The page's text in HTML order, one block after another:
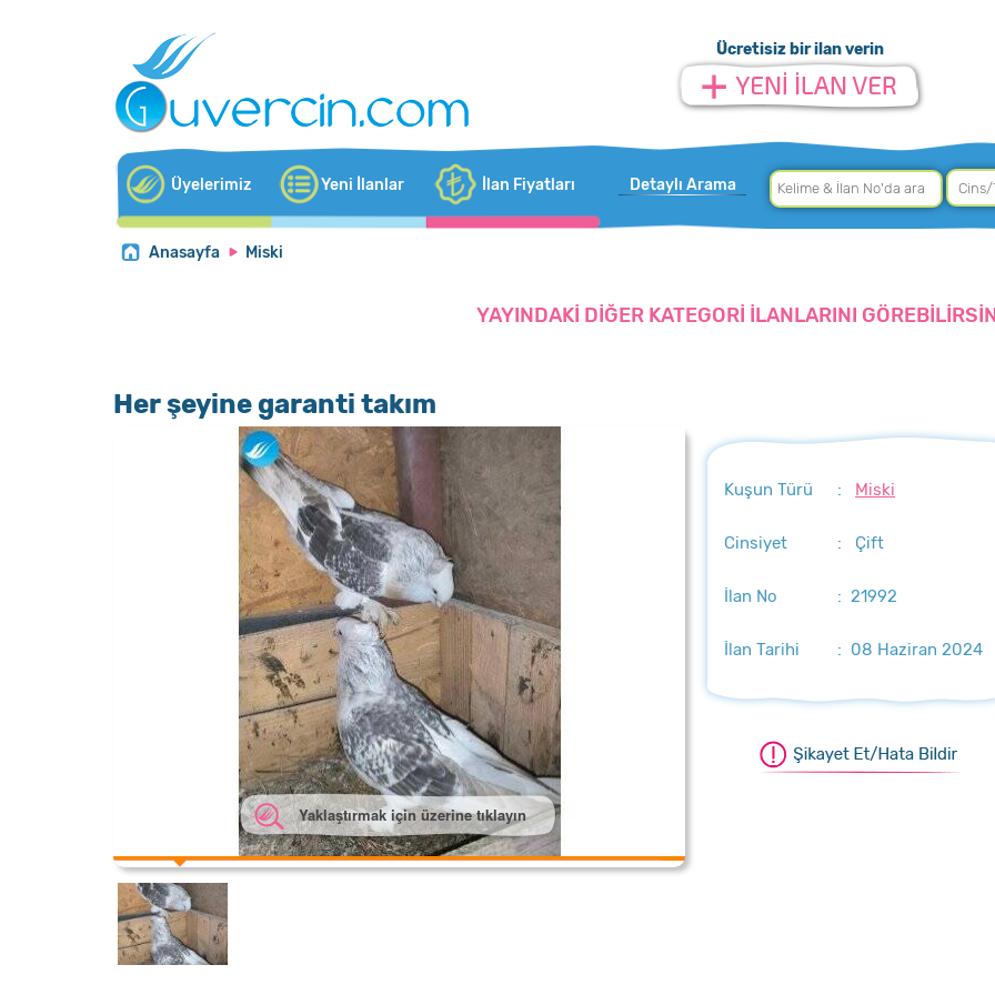
Ücretisiz bir ilan verin
Üyelerimiz Yeni İlanlar İlan Fiyatları Detaylı Arama
Anasayfa Miski
YAYINDAKİ DİĞER KATEGORİ İLANLARINI
Her şeyine garanti takım
Yaklaştırmak için üzerine tıklayın
Kuşun Türü : Miski
Cinsiyet : Çift
İlan No : 21992
İlan Tarihi : 08 Haziran 2024